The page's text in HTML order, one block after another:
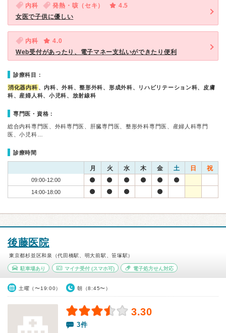
内科 発熱・咳（セキ）
4.5
女医で子供に優しい
内科
4.0
Web受付があったり、電子マネー支払いができたり便利
診療科目：
消化器内科 、内科、外科、整形外科、形成外科、リハビリテーション科、皮膚
科、産婦人科、小児科、放射線科
専門医・資格：
総合内科専門医、外科専門医、肝臓専門医、整形外科専門医、産婦人科専門
医、小児科…
診療時間
月 火 水 木 金 土 日 祝
09:00-12:00
14:00-18:00
後藤医院
東京都杉並区和泉（代田橋駅、明大前駅、笹塚駅）
駐車場あり マイナ受付(スマホ可) 電子処方せん対応
土曜（〜19:00） 朝（8:45〜）
3.30
3件